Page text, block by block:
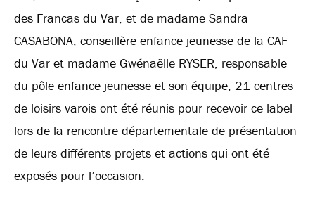
des Francas du Var, et de madame Sandra
CASABONA, conseillère enfance jeunesse de la CAF
du Var et madame Gwénaëlle RYSER, responsable
du pôle enfance jeunesse et son équipe, 21 centres
de loisirs varois ont été réunis pour recevoir ce label
lors de la rencontre départementale de présentation
de leurs différents projets et actions qui ont été
exposés pour l’occasion.